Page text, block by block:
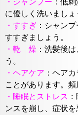
・シャンプー ： 低刺
に優しく洗いましょ
・すすぎ ： シャン
すすぎまし ょう。
・乾 燥 ：洗髪後
う。
・ヘアケア ： ヘアカ
ことがあり ます。
・睡眠とストレス ：
ンスを崩 し、 症状を